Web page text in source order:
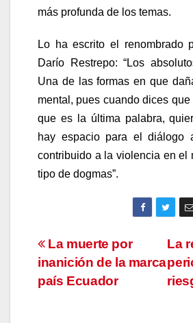
más profunda de los temas.
Lo ha escrito el renombrado
Darío Restrepo: “Los
Una de las formas en que
mental, pues cuando dices que
que es la última palabra,
hay espacio para el diálogo
contribuido a la violencia en el
tipo de dogmas”.
Navegación
de
entradas
La
La muerte por
inanición de la marca
país Ecuador